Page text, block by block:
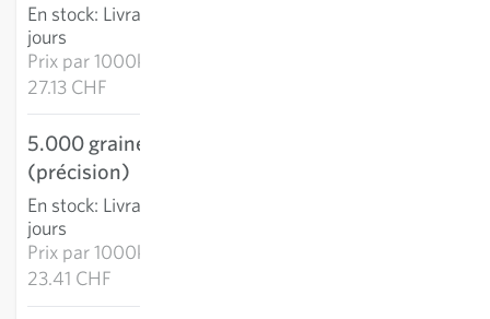
En stock: Livraison 2-4
jours
Prix par1000k:
27.13 CHF
5.000 graines
(précision)
En stock: Livraison 2-4
jours
Prix par1000k:
23.41 CHF